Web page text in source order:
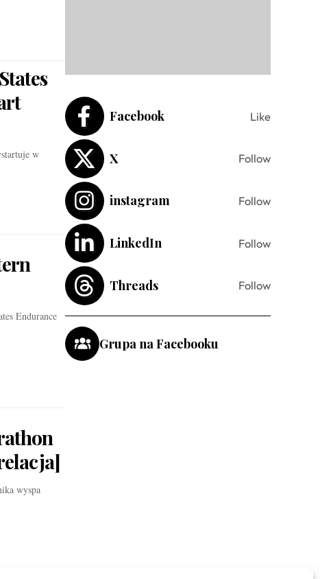
w
Endurance
wyspa
Facebook Like
X Follow
instagram Follow
LinkedIn Follow
Threads Follow
Grupa na Facebooku